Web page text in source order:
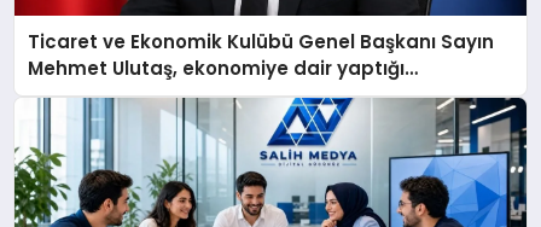
Ticaret ve Ekonomik Kulübü Genel Başkanı Sayın
Mehmet Ulutaş, ekonomiye dair yaptığı
açıklamada şunları kaydetti: